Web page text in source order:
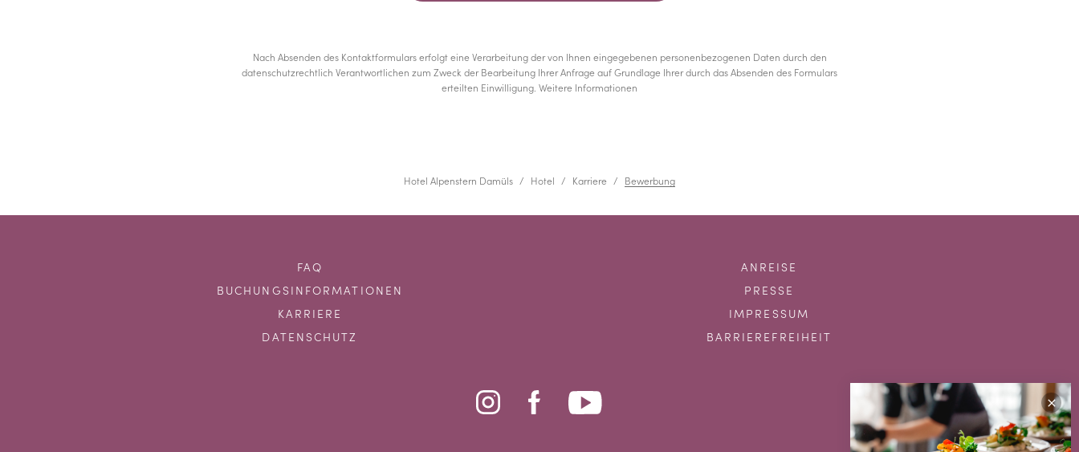
Nach Absenden des Kontaktformulars erfolgt eine Verarbeitung der von Ihnen eingegebenen personenbezogenen Daten durch den
datenschutzrechtlich Verantwortlichen zum Zweck der Bearbeitung Ihrer Anfrage auf Grundlage Ihrer durch das Absenden des Formulars
erteilten Einwilligung. Weitere Informationen
Hotel Alpenstern Damüls Hotel Karriere Bewerbung
FAQ
ANREISE
BUCHUNGSINFORMATIONEN
PRESSE
KARRIERE
IMPRESSUM
DATENSCHUTZ
BARRIEREFREIHEIT